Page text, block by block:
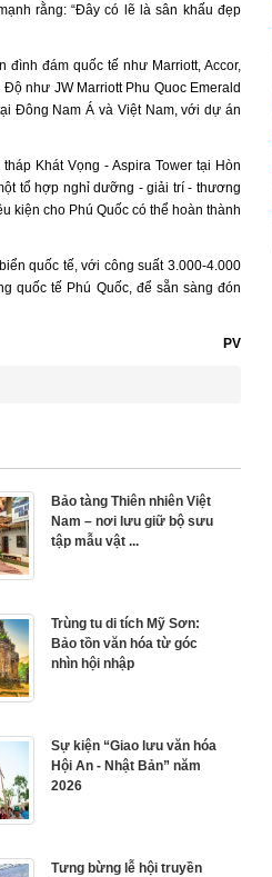
rằng: “Đây có lẽ là sân khấu đẹp
đám quốc tế như Marriott, Accor,
như JW Marriott Phu Quoc Emerald
Đông Nam Á và Việt Nam, với dự án
Khát Vọng - Aspira Tower tại Hòn
tổ hợp nghỉ dưỡng - giải trí - thương
kiện cho Phú Quốc có thể hoàn thành
quốc tế, với công suất 3.000-4.000
quốc tế Phú Quốc, để sẵn sàng đón
PV
Bảo tàng Thiên nhiên Việt
Nam – nơi lưu giữ bộ sưu
tập mẫu vật ...
Trùng tu di tích Mỹ Sơn:
Bảo tồn văn hóa từ góc
nhìn hội nhập
Sự kiện “Giao lưu văn hóa
Hội An - Nhật Bản” năm
2026
Tưng bừng lễ hội truyền